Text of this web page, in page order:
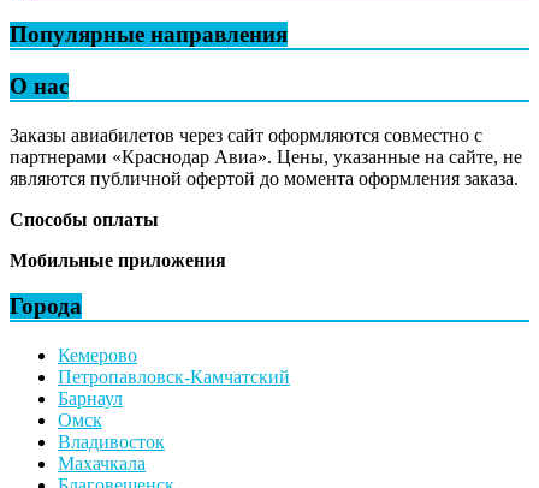
Популярные направления
О нас
Заказы авиабилетов через сайт оформляются совместно с
партнерами «Краснодар Авиа». Цены, указанные на сайте, не
являются публичной офертой до момента оформления заказа.
Способы оплаты
Мобильные приложения
Города
Кемерово
Петропавловск-Камчатский
Барнаул
Омск
Владивосток
Махачкала